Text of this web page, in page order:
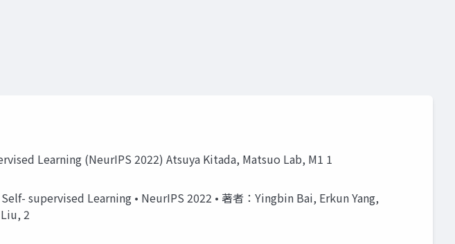
Learning (NeurIPS 2022) Atsuya Kitada, Matsuo Lab, M1 1
supervised Learning • NeurIPS 2022 • 著者：Yingbin Bai, Erkun Yang,
2